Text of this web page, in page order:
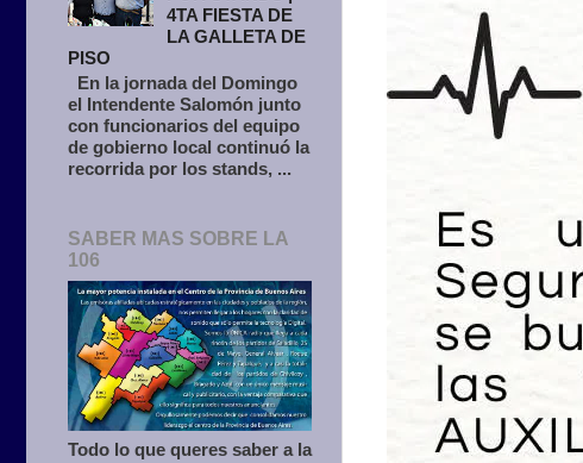
4TA FIESTA DE
LA GALLETA DE
PISO
En la jornada del Domingo
el Intendente Salomón junto
con funcionarios del equipo
de gobierno local continuó la
recorrida por los stands, ...
SABER MAS SOBRE LA
106
Todo lo que queres saber a la